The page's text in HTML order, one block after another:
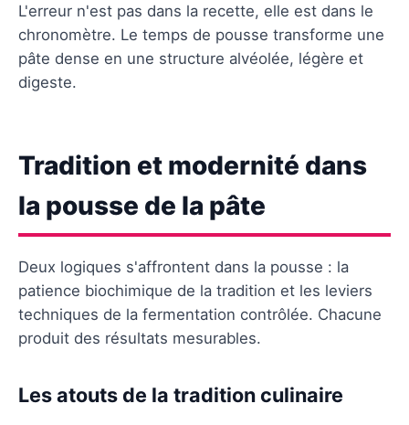
Questions fréquentes
L'erreur n'est pas dans la recette, elle est dans le
chronomètre. Le temps de pousse transforme une
pâte dense en une structure alvéolée, légère et
digeste.
Tradition et modernité dans
la pousse de la pâte
Deux logiques s'affrontent dans la pousse : la
patience biochimique de la tradition et les leviers
techniques de la fermentation contrôlée. Chacune
produit des résultats mesurables.
Les atouts de la tradition culinaire